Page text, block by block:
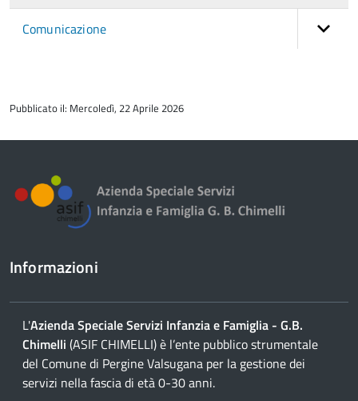
Comunicazione
del
Pubblicato il: Mercoledì, 22 Aprile 2026
Informazioni
L'Azienda Speciale Servizi Infanzia e Famiglia - G.B.
Chimelli (ASIF CHIMELLI) è l’ente pubblico strumentale
del Comune di Pergine Valsugana per la gestione dei
servizi nella fascia di età 0-30 anni.